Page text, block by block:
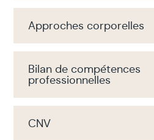
Approches corporelles
Bilan de compétences
professionnelles
CNV